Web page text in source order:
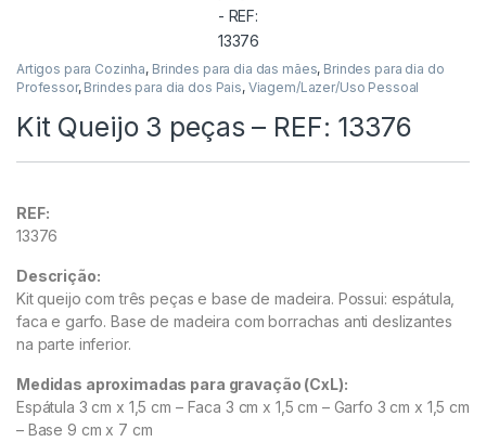
Artigos para Cozinha, Brindes para dia das mães, Brindes para dia do
Professor, Brindes para dia dos Pais, Viagem/Lazer/Uso Pessoal
Kit Queijo 3 peças – REF: 13376
REF:
13376
Descrição:
Kit queijo com três peças e base de madeira. Possui: espátula,
faca e garfo. Base de madeira com borrachas anti deslizantes
na parte inferior.
Medidas aproximadas para gravação (CxL):
Espátula 3 cm x 1,5 cm – Faca 3 cm x 1,5 cm – Garfo 3 cm x 1,5 cm
– Base 9 cm x 7 cm